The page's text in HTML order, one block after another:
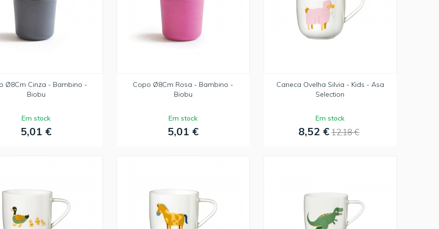
Ø8Cm Cinza - Bambino -
Biobu
Em stock
5,01 €
Copo Ø8Cm Rosa - Bambino -
Biobu
Em stock
5,01 €
Caneca Ovelha Silvia - Kids - Asa
Selection
Em stock
8,52 € 12,18 €